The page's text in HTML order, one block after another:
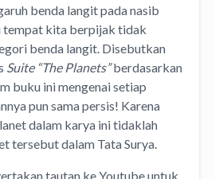
benda langit pada nasib
tempat kita berpijak tidak
benda langit. Disebutkan
Suite “The Planets”berdasarkan
buku ini mengenai setiap
pun sama persis! Karena
dalam karya ini tidaklah
tersebut dalam Tata Surya.
tautan ke Youtube untuk